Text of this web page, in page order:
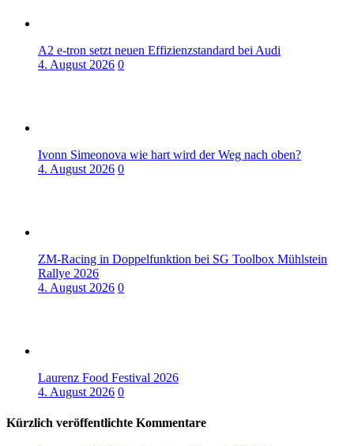
A2 e-tron setzt neuen Effizienzstandard bei Audi
4. August 2026 0
Ivonn Simeonova wie hart wird der Weg nach oben?
4. August 2026 0
ZM-Racing in Doppelfunktion bei SG Toolbox Mühlstein
Rallye 2026
4. August 2026 0
Laurenz Food Festival 2026
4. August 2026 0
Kürzlich veröffentlichte Kommentare